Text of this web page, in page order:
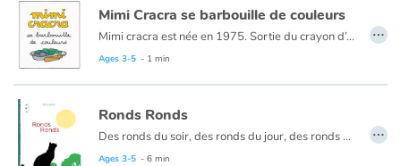
Mimi Cracra se barbouille de couleurs
Mimi cracra est née en 1975. Sortie du crayon d’Agnès Rosenstiehl pour le magazine “Pomme d’api”, cette petite fille aux joues roses et cheveux bruns à laquelle il est facile de s’identifier nous entraîne avec humour dans ses aventures quotidiennes.
Ages 3-5 - 1 min
…
Ronds Ronds
Des ronds du soir, des ronds du jour, des ronds dans l’eau… Un livre entier pour découvrir tous les ronds qui nous entourent et quelques surprises.
Ages 3-5 - 6 min
…